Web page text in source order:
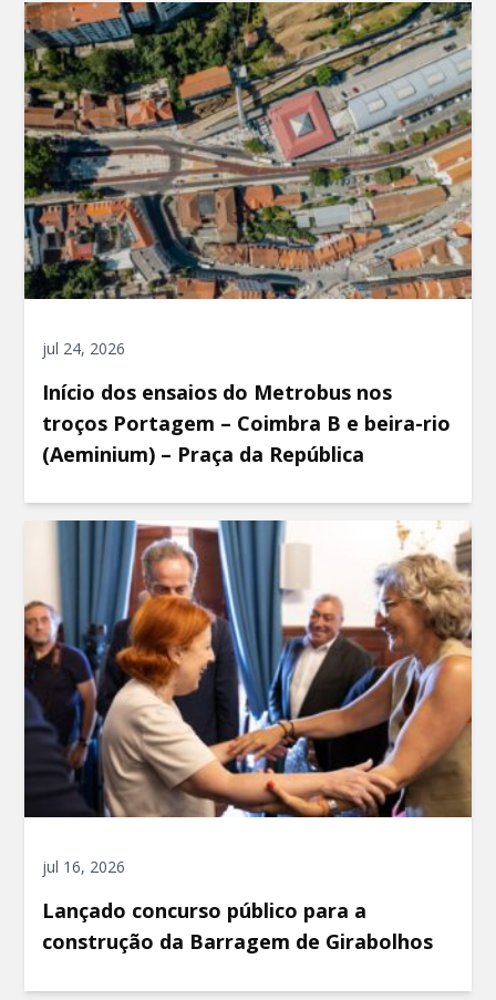
jul 24, 2026
Início dos ensaios do Metrobus nos
troços Portagem – Coimbra B e beira-rio
(Aeminium) – Praça da República
jul 16, 2026
Lançado concurso público para a
construção da Barragem de Girabolhos